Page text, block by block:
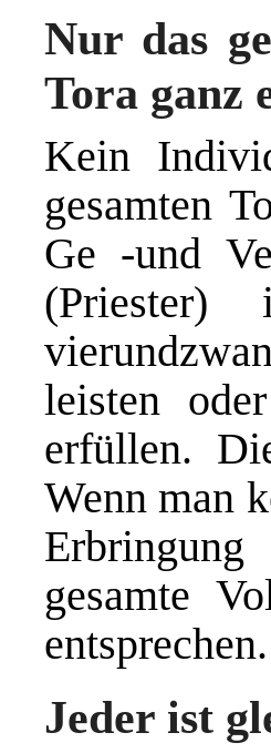
Nur das
Tora ganz
Kein
gesamten
Ge -und
leisten
erfüllen.
Wenn man
gesamte
entsprechen.
Jeder ist